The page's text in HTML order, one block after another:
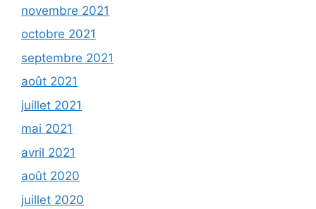
novembre 2021
octobre 2021
septembre 2021
août 2021
juillet 2021
mai 2021
avril 2021
août 2020
juillet 2020